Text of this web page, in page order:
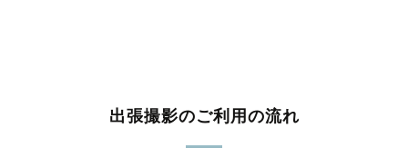
出張撮影のご利用の流れ